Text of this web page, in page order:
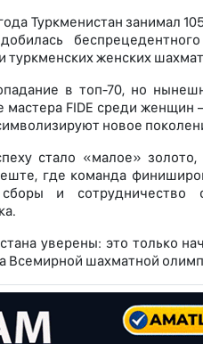
Туркменистан занимал
туркменских женских
в топ-70, но
FIDE среди женщин
новое
стало «малое»
где команда
и сотрудничество
уверены: это только
Всемирной шахматной